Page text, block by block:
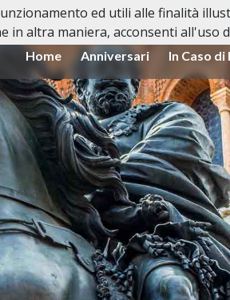
Home Anniversari In Caso di
ed utili alle finalità
in altra maniera, acconsenti all'uso